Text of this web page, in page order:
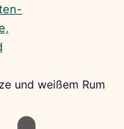
und weißem Rum